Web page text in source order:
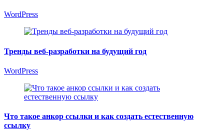
WordPress
Тренды веб-разработки на будущий год
WordPress
Что такое анкор ссылки и как создать естественную
ссылку